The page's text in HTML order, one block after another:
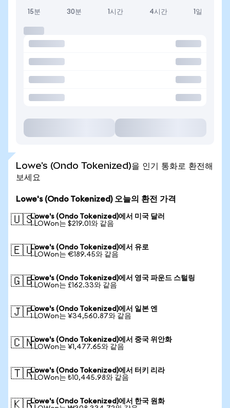
15분 30분 1시간 4시간 1일
Lowe's (Ondo Tokenized)을 인기 통화로 환전해
보세요
Lowe's (Ondo Tokenized) 오늘의 환전 가격
🇺🇸Lowe's (Ondo Tokenized)에서 미국 달러
1 LOWon는 $219.01와 같음
🇪🇺Lowe's (Ondo Tokenized)에서 유로
1 LOWon는 €189.45와 같음
🇬🇧Lowe's (Ondo Tokenized)에서 영국 파운드 스털링
1 LOWon는 £162.33와 같음
🇯🇵Lowe's (Ondo Tokenized)에서 일본 엔
1 LOWon는 ¥34,560.87와 같음
🇨🇳Lowe's (Ondo Tokenized)에서 중국 위안화
1 LOWon는 ¥1,477.65와 같음
🇹🇷Lowe's (Ondo Tokenized)에서 터키 리라
1 LOWon는 ₺10,445.98와 같음
🇰🇷Lowe's (Ondo Tokenized)에서 한국 원화